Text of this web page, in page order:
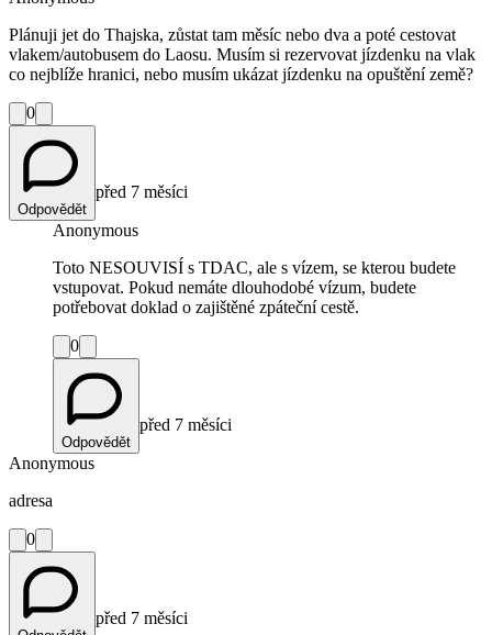
Plánuji jet do Thajska, zůstat tam měsíc nebo dva a poté cestovat
vlakem/autobusem do Laosu. Musím si rezervovat jízdenku na vlak
co nejblíže hranici, nebo musím ukázat jízdenku na opuštění země?
0
Odpovědět
před 7 měsíci
Anonymous
Toto NESOUVISÍ s TDAC, ale s vízem, se kterou budete
vstupovat. Pokud nemáte dlouhodobé vízum, budete
potřebovat doklad o zajištěné zpáteční cestě.
0
Odpovědět
před 7 měsíci
Anonymous
adresa
0
před 7 měsíci